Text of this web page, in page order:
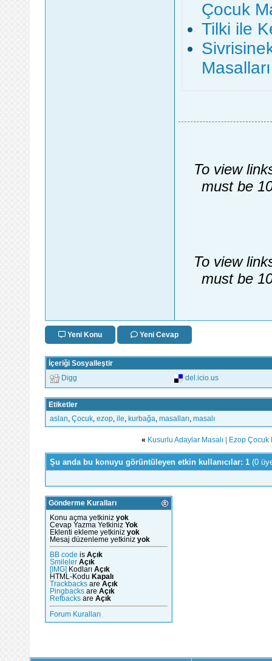
Çocuk
Tilki ile
Masalları
To view
must be
To view
must be
Yeni Konu Yeni Cevap
İçeriği Sosyalleştir
Digg del.icio.us
Etiketler
aslan Çocuk ezop ile kurbağa masalları masalı
« Kusurlu Adaylar Masalı | Ezop Çocuk
Şu anda bu konuyu görüntüleyen etkin kullanıcılar: 1 (0
Gönderme Kuralları
Konu açma yetkiniz yok
Cevap Yazma Yetkiniz Yok
Eklenti ekleme yetkiniz yok
Mesaj düzenleme yetkiniz yok
BB code is Açık
Smileler Açık
[IMG]
Kodları Açık
HTML-Kodu Kapalı
Trackbacks are Açık
Pingbacks are Açık
Refbacks are Açık
Forum Kuralları